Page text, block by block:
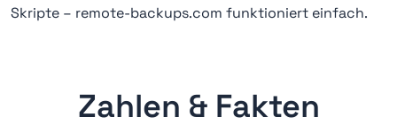
Skripte – remote-backups.com funktioniert einfach.
Zahlen & Fakten